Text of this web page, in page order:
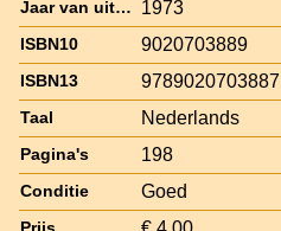
Jaar van uitgave 1973
ISBN10 9020703889
ISBN13 9789020703887
Taal Nederlands
Pagina's 198
Conditie Goed